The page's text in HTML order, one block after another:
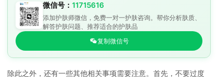
微信号： 11715616
添加护肤师微信，免费一对一护肤咨询。帮你分析肤质、
解答护肤问题、推荐适合的护肤品
复制微信号
除此之外，还有一些其他相关事项需要注意。首先，不要过度